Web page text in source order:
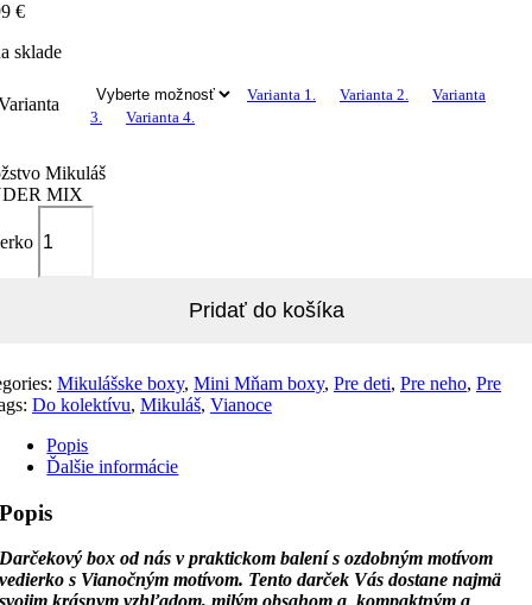
€
sklade
Varianta 1. Varianta 2.
Varianta
3.
Varianta 4.
Mikuláš
MIX
Pridať do košíka
Mikulášske boxy, Mini Mňam boxy, Pre deti, Pre neho, Pre
Do kolektívu, Mikuláš, Vianoce
Popis
Ďalšie informácie
Popis
Darčekový box od nás v praktickom balení s ozdobným motívom
vedierko s Vianočným motívom. Tento darček Vás dostane najmä